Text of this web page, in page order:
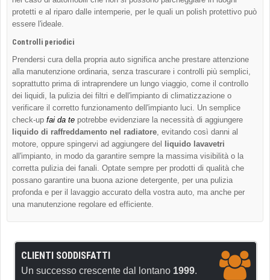
protetti e al riparo dalle intemperie, per le quali un polish protettivo può
essere l'ideale.
Controlli periodici
Prendersi cura della propria auto significa anche prestare attenzione
alla manutenzione ordinaria, senza trascurare i controlli più semplici,
soprattutto prima di intraprendere un lungo viaggio, come il controllo
dei liquidi, la pulizia dei filtri e dell'impianto di climatizzazione o
verificare il corretto funzionamento dell'impianto luci. Un semplice
check-up fai da te potrebbe evidenziare la necessità di aggiungere
liquido di raffreddamento nel radiatore, evitando così danni al
motore, oppure spingervi ad aggiungere del
liquido lavavetri
all'impianto, in modo da garantire sempre la massima visibilità o la
corretta pulizia dei fanali. Optate sempre per prodotti di qualità che
possano garantire una buona azione detergente, per una pulizia
profonda e per il lavaggio accurato della vostra auto, ma anche per
una manutenzione regolare ed efficiente.
CLIENTI SODDISFATTI
Un successo crescente dal lontano 1999.